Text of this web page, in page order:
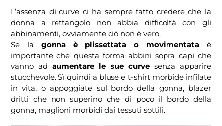
L’assenza di curve ci ha sempre fatto credere che la
donna a rettangolo non abbia difficoltà con gli
abbinamenti, ovviamente ciò non è vero.
Se la gonna è plissettata o movimentata è
importante che questa forma abbini sopra capi che
vanno adaumentare le sue curvesenza apparire
stucchevole. Sì quindi a bluse e t-shirt morbide infilate
in vita, o appoggiate sul bordo della gonna, blazer
dritti che non superino che di poco il bordo della
gonna, maglioni morbidi dai tessuti sottili.